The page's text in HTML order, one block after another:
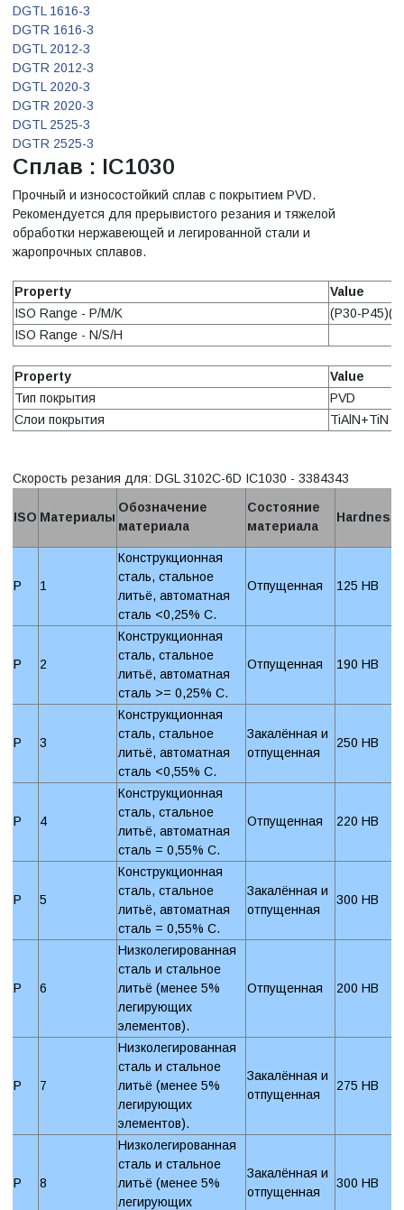
DGTL 1616-3
DGTR 1616-3
DGTL 2012-3
DGTR 2012-3
DGTL 2020-3
DGTR 2020-3
DGTL 2525-3
DGTR 2525-3
Сплав : IC1030
Прочный и износостойкий сплав с покрытием PVD.
Рекомендуется для прерывистого резания и тяжелой
обработки нержавеющей и легированной стали и
жаропрочных сплавов.
Property
Value
ISO Range - P/M/K
(P30-
ISO Range - N/S/H
Property
Value
Тип покрытия
PVD
Слои покрытия
TiAlN+TiN
Скорость резания для: DGL 3102C-6D IC1030 - 3384343
ISO Материалы
Обозначение
материала
Состояние
материала
Hardness
P 1
Конструкционная
сталь, стальное
литьё, автоматная
сталь <0,25% C.
Отпущенная 125 HB
P 2
Конструкционная
сталь, стальное
литьё, автоматная
сталь >= 0,25% C.
Отпущенная 190 HB
P 3
Конструкционная
сталь, стальное
литьё, автоматная
сталь <0,55% C.
Закалённая и
отпущенная
250 HB
P 4
Конструкционная
сталь, стальное
литьё, автоматная
сталь = 0,55% C.
Отпущенная 220 HB
P 5
Конструкционная
сталь, стальное
литьё, автоматная
сталь = 0,55% C.
Закалённая и
отпущенная
300 HB
P 6
Низколегированная
сталь и стальное
литьё (менее 5%
легирующих
элементов).
Отпущенная 200 HB
P 7
Низколегированная
сталь и стальное
литьё (менее 5%
легирующих
элементов).
Закалённая и
отпущенная
275 HB
P 8
Низколегированная
сталь и стальное
литьё (менее 5%
легирующих
Закалённая и
отпущенная
300 HB